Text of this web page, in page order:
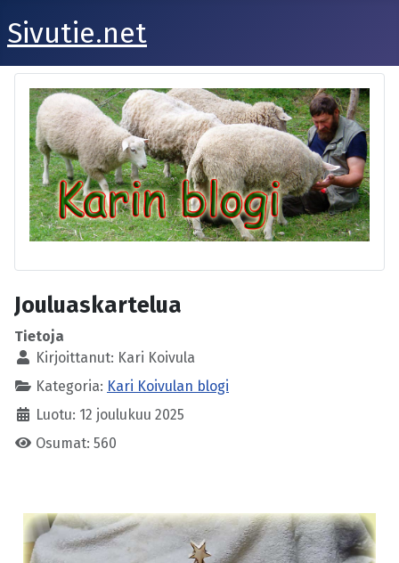
Sivutie.net
Jouluaskartelua
Tietoja
Kirjoittanut: Kari Koivula
Kategoria: Kari Koivulan blogi
Luotu: 12 joulukuu 2025
Osumat: 560